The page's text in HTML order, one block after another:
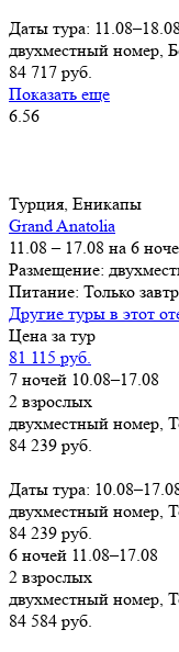
Даты тура:
двухместный номер,
84 717 руб.
Показать еще
6.56
Турция, Еникапы
Grand Anatolia
11.08 – 17.08 на 6
Размещение:
Питание: Только
Другие туры в этот
Цена за тур
81 115 руб.
7 ночей 10.08–17.08
2 взрослых
двухместный номер,
84 239 руб.
Даты тура:
двухместный номер,
84 239 руб.
6 ночей 11.08–17.08
2 взрослых
двухместный номер,
84 584 руб.